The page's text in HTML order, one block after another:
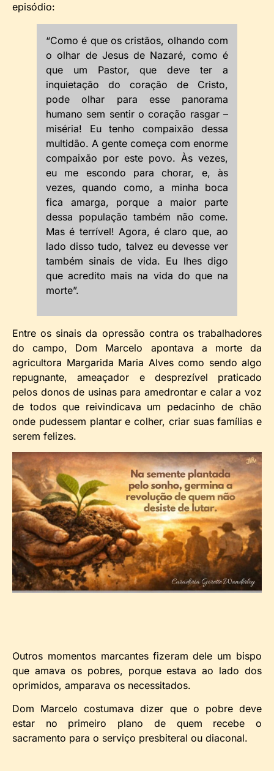
episódio:
“Como é que os cristãos, olhando com
o olhar de Jesus de Nazaré, como é
que um Pastor, que deve ter a
inquietação do coração de Cristo,
pode olhar para esse panorama
humano sem sentir o coração rasgar –
miséria! Eu tenho compaixão dessa
multidão. A gente começa com enorme
compaixão por este povo. Às vezes,
eu me escondo para chorar, e, às
vezes, quando como, a minha boca
fica amarga, porque a maior parte
dessa população também não come.
Mas é terrível! Agora, é claro que, ao
lado disso tudo, talvez eu devesse ver
também sinais de vida. Eu lhes digo
que acredito mais na vida do que na
morte”.
Entre os sinais da opressão contra os trabalhadores
do campo, Dom Marcelo apontava a morte da
agricultora Margarida Maria Alves como sendo algo
repugnante, ameaçador e desprezível praticado
pelos donos de usinas para amedrontar e calar a voz
de todos que reivindicava um pedacinho de chão
onde pudessem plantar e colher, criar suas famílias e
serem felizes.
Outros momentos marcantes fizeram dele um bispo
que amava os pobres, porque estava ao lado dos
oprimidos, amparava os necessitados.
Dom Marcelo costumava dizer que o pobre deve
estar no primeiro plano de quem recebe o
sacramento para o serviço presbiteral ou diaconal.